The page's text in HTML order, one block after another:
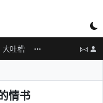
大吐槽
情书